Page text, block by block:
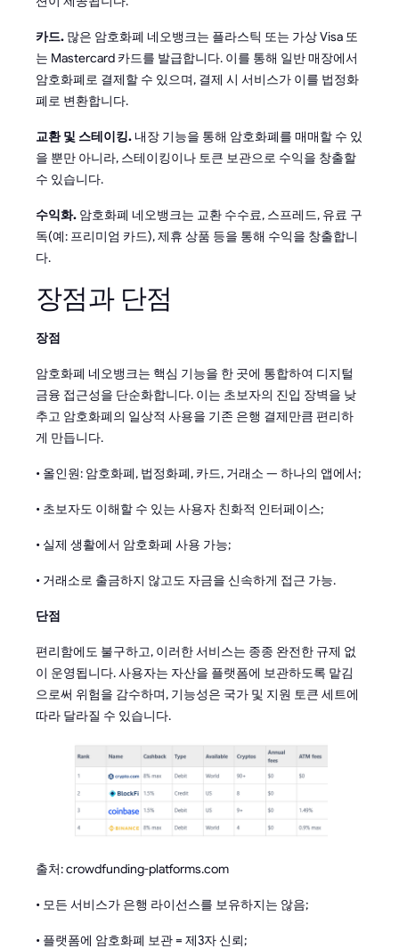
카드. 많은 암호화폐 네오뱅크는 플라스틱 또는 가상 Visa 또
는 Mastercard 카드를 발급합니다. 이를 통해 일반 매장에서
암호화폐로 결제할 수 있으며, 결제 시 서비스가 이를 법정화
폐로 변환합니다.
교환 및 스테이킹. 내장 기능을 통해 암호화폐를 매매할 수 있
을 뿐만 아니라, 스테이킹이나 토큰 보관으로 수익을 창출할
수 있습니다.
수익화. 암호화폐 네오뱅크는 교환 수수료, 스프레드, 유료 구
독(예: 프리미엄 카드), 제휴 상품 등을 통해 수익을 창출합니
다.
장점과 단점
장점
암호화폐 네오뱅크는 핵심 기능을 한 곳에 통합하여 디지털
금융 접근성을 단순화합니다. 이는 초보자의 진입 장벽을 낮
추고 암호화폐의 일상적 사용을 기존 은행 결제만큼 편리하
게 만듭니다.
• 올인원: 암호화폐, 법정화폐, 카드, 거래소 — 하나의 앱에서;
• 초보자도 이해할 수 있는 사용자 친화적 인터페이스;
• 실제 생활에서 암호화폐 사용 가능;
• 거래소로 출금하지 않고도 자금을 신속하게 접근 가능.
단점
편리함에도 불구하고, 이러한 서비스는 종종 완전한 규제 없
이 운영됩니다. 사용자는 자산을 플랫폼에 보관하도록 맡김
으로써 위험을 감수하며, 기능성은 국가 및 지원 토큰 세트에
따라 달라질 수 있습니다.
출처: crowdfunding-platforms.com
• 모든 서비스가 은행 라이선스를 보유하지는 않음;
• 플랫폼에 암호화폐 보관 = 제3자 신뢰;